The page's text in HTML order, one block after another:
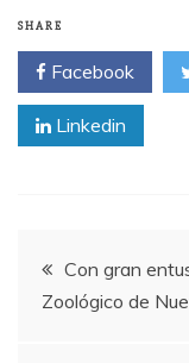
SHARE
Facebook
Linkedin
Post
navigation
Con gran
Zoológico de